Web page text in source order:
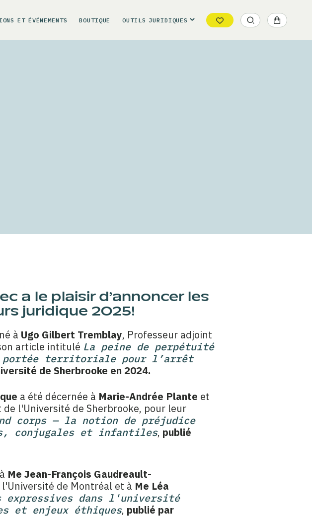
ET ÉVÉNEMENTS BOUTIQUE OUTILS JURIDIQUES
a le plaisir d’annoncer les
juridique 2025!
à Ugo Gilbert Tremblay, Professeur adjoint
article intitulé La peine de perpétuité
portée territoriale pour l’arrêt
de Sherbrooke en 2024.
a été décernée à Marie-Andrée Plante et
l'Université de Sherbrooke, pour leur
corps — la notion de préjudice
conjugales et infantiles, publié
Me Jean-François Gaudreault-
de Montréal et à Me Léa
expressives dans l'université
et enjeux éthiques, publié par